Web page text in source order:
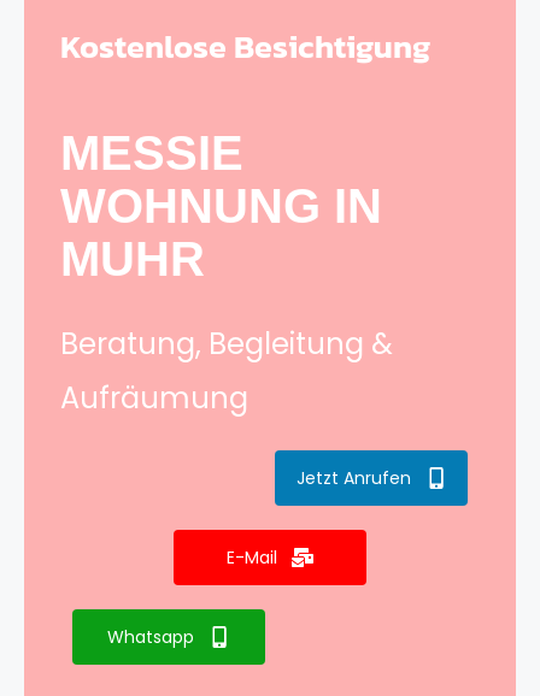
Kostenlose Besichtigung
MESSIE
WOHNUNG IN
MUHR
Beratung, Begleitung &
Aufräumung
Jetzt Anrufen
E-Mail
Whatsapp